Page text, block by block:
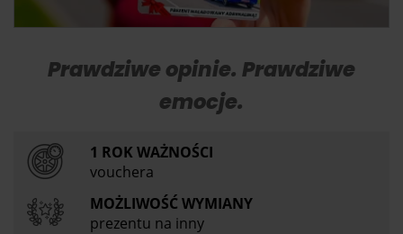
Prawdziwe opinie. Prawdziwe
emocje.
1 ROK WAŻNOŚCI
vouchera
MOŻLIWOŚĆ WYMIANY
prezentu na inny